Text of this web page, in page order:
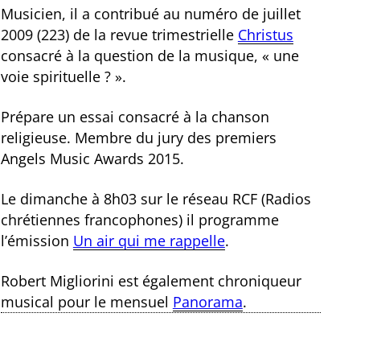
Musicien, il a contribué au numéro de juillet
2009 (223) de la revue trimestrielle Christus
consacré à la question de la musique, « une
voie spirituelle ? ».
Prépare un essai consacré à la chanson
religieuse. Membre du jury des premiers
Angels Music Awards 2015.
Le dimanche à 8h03 sur le réseau RCF (Radios
chrétiennes francophones) il programme
l’émission Un air qui me rappelle.
Robert Migliorini est également chroniqueur
musical pour le mensuel Panorama.